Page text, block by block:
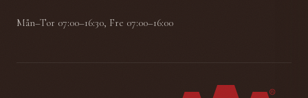
Mån–Tor 07:00–16:30, Fre 07:00–16:00